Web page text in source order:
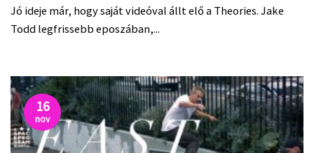
Jó ideje már, hogy saját videóval állt elő a Theories. Jake
Todd legfrissebb eposzában,...
16
nov